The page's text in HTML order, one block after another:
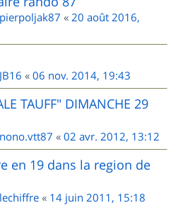
pierpoljak87 « 20 août 2016,
JB16 « 06 nov. 2014, 19:43
TAUFF" DIMANCHE 29
nono.vtt87 « 02 avr. 2012, 13:12
en 19 dans la region de
lechiffre « 14 juin 2011, 15:18